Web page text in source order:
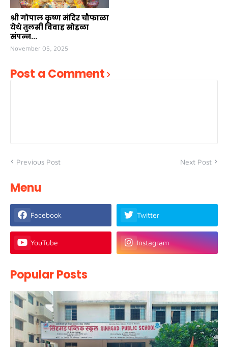
श्री गोपाल कृष्ण मंदिर चौफाळा
येथे तुलसी विवाह सोहळा
संपन्न...
November 05, 2025
Post a Comment
Previous Post Next Post
Menu
Facebook Twitter
YouTube Instagram
Popular Posts